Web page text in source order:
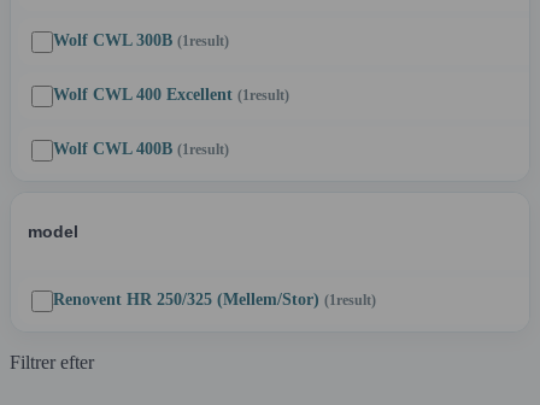
Wolf CWL 300B (1result)
Wolf CWL 400 Excellent (1result)
Wolf CWL 400B (1result)
model
Renovent HR 250/325 (Mellem/Stor) (1result)
Filtrer efter